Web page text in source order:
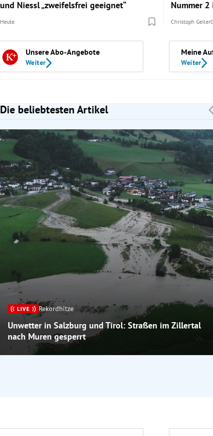
und Niessl „zweifelsfrei geeignet“
Heute
Nummer
Christoph Geiler
Unsere Abo-Angebote
Weiter
Meine
Weiter
Die beliebtesten Artikel
Slide 1 von 7
Rekordhitze
Unwetter in Salzburg und Tirol: Straßen im Zillertal
nach Muren gesperrt